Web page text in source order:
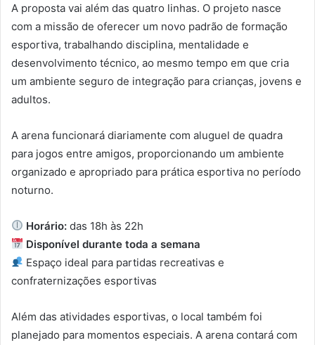
A proposta vai além das quatro linhas. O projeto nasce
com a missão de oferecer um novo padrão de formação
esportiva, trabalhando disciplina, mentalidade e
desenvolvimento técnico, ao mesmo tempo em que cria
um ambiente seguro de integração para crianças, jovens e
adultos.
A arena funcionará diariamente com aluguel de quadra
para jogos entre amigos, proporcionando um ambiente
organizado e apropriado para prática esportiva no período
noturno.
Horário: das 18h às 22h
Disponível durante toda a semana
Espaço ideal para partidas recreativas e
confraternizações esportivas
Além das atividades esportivas, o local também foi
planejado para momentos especiais. A arena contará com